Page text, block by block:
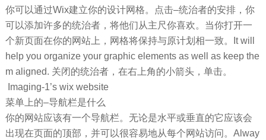
你可以通过Wix建立你的设计网格。点击–统治者的安排，你
可以添加许多的统治者，将他们从主尺你喜欢。当你打开一
个新页面在你的网站上，网格将保持与原计划相一致。It will
help you organize your graphic elements as well as keep the
m aligned. 关闭的统治者，在右上角的小箭头，单击。
Imaging-1’s wix website
菜单上的–导航栏是什么
你的网站应该有一个导航栏。无论是水平或垂直的它应该会
出现在页面的顶部，并可以很容易地从每个网站访问。Alway